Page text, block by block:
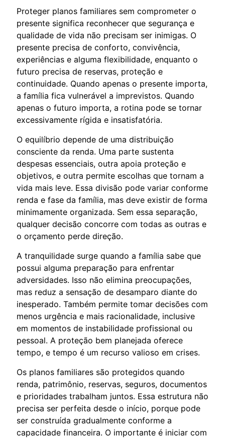
Proteger planos familiares sem comprometer o
presente significa reconhecer que segurança e
qualidade de vida não precisam ser inimigas. O
presente precisa de conforto, convivência,
experiências e alguma flexibilidade, enquanto o
futuro precisa de reservas, proteção e
continuidade. Quando apenas o presente importa,
a família fica vulnerável a imprevistos. Quando
apenas o futuro importa, a rotina pode se tornar
excessivamente rígida e insatisfatória.
O equilíbrio depende de uma distribuição
consciente da renda. Uma parte sustenta
despesas essenciais, outra apoia proteção e
objetivos, e outra permite escolhas que tornam a
vida mais leve. Essa divisão pode variar conforme
renda e fase da família, mas deve existir de forma
minimamente organizada. Sem essa separação,
qualquer decisão concorre com todas as outras e
o orçamento perde direção.
A tranquilidade surge quando a família sabe que
possui alguma preparação para enfrentar
adversidades. Isso não elimina preocupações,
mas reduz a sensação de desamparo diante do
inesperado. Também permite tomar decisões com
menos urgência e mais racionalidade, inclusive
em momentos de instabilidade profissional ou
pessoal. A proteção bem planejada oferece
tempo, e tempo é um recurso valioso em crises.
Os planos familiares são protegidos quando
renda, patrimônio, reservas, seguros, documentos
e prioridades trabalham juntos. Essa estrutura não
precisa ser perfeita desde o início, porque pode
ser construída gradualmente conforme a
capacidade financeira. O importante é iniciar com